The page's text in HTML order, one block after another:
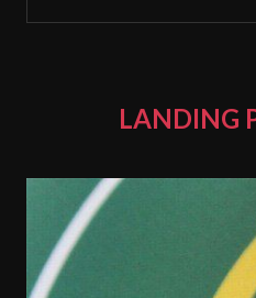
LANDING